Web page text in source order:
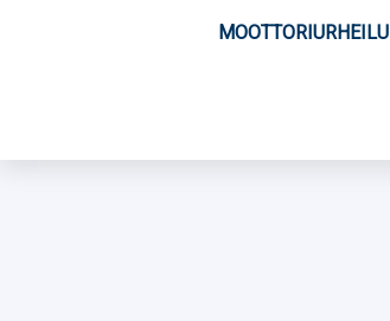
MOOTTORIURHEILU